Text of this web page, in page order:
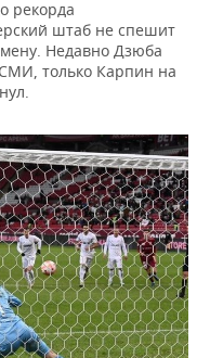
рекорда
штаб не спешит
Недавно Дзюба
только Карпин на